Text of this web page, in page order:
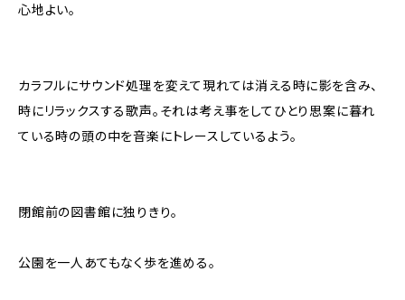
心地よい。
カラフルにサウンド処理を変えて現れては消える時に影を含み、
時にリラックスする歌声。それは考え事をしてひとり思案に暮れ
ている時の頭の中を音楽にトレースしているよう。
閉館前の図書館に独りきり。
公園を一人あてもなく歩を進める。